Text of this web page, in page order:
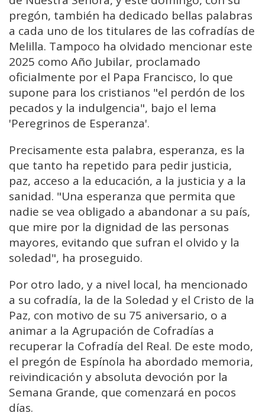
pregón, también ha dedicado bellas palabras
a cada uno de los titulares de las cofradías de
Melilla. Tampoco ha olvidado mencionar este
2025 como Año Jubilar, proclamado
oficialmente por el Papa Francisco, lo que
supone para los cristianos "el perdón de los
pecados y la indulgencia", bajo el lema
'Peregrinos de Esperanza'.
Precisamente esta palabra, esperanza, es la
que tanto ha repetido para pedir justicia,
paz, acceso a la educación, a la justicia y a la
sanidad. "Una esperanza que permita que
nadie se vea obligado a abandonar a su país,
que mire por la dignidad de las personas
mayores, evitando que sufran el olvido y la
soledad", ha proseguido.
Por otro lado, y a nivel local, ha mencionado
a su cofradía, la de la Soledad y el Cristo de la
Paz, con motivo de su 75 aniversario, o a
animar a la Agrupación de Cofradías a
recuperar la Cofradía del Real. De este modo,
el pregón de Espínola ha abordado memoria,
reivindicación y absoluta devoción por la
Semana Grande, que comenzará en pocos
días.